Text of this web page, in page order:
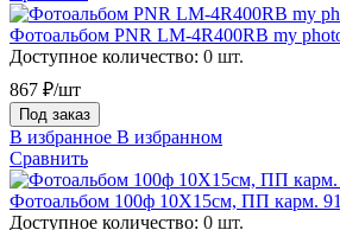
Фотоальбом PNR LM-4R400RB my
Доступное количество: 0 шт.
867 ₽/шт
Под заказ
В избранное В избранном
Сравнить
Фотоальбом 100ф 10X15см, ПП карм.
Доступное количество: 0 шт.